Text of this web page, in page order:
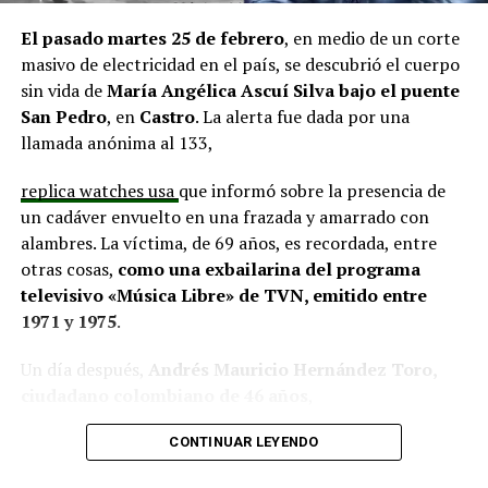
situación similar, señalando que en su comuna tienen
proyectos elegibles tanto en PMU como en PMB, pero
que hasta la fecha no han recibido respuesta clara sobre
si se entregarán los recursos.“Preocupa esta situación,
estos son proyectos que vienen trabajándose desde
hace tiempo y que hoy están en riesgo por la falta de
En la comuna deCuraco de Vélez, la alcaldesa Javiera
Yáñezindicó que históricamente la Subdere ha apoyado
a los municipios en diversos proyectos y que confía en
que durante el año se asignen nuevos recursos, aunque
reconoció una disminución evidente en comparación
ha presentado iniciativas por más de 200 millones de
a los esfuerzos, los fondos aún no han llegado,
generando preocupación en su equipo municipal.
El pasado martes 25 de febrero, en medio de un corte
masivo de electricidad en el país, se descubrió el cuerpo
sin vida deMaría Angélica Ascuí Silvabajo el puente
San Pedro, en Castro. La alerta fue dada por una
llamada anónima al 133,
replica watches usa que informó sobre la presencia de
un cadáver envuelto en una frazada y amarrado con
alambres. La víctima, de 69 años, es recordada, entre
otras cosas, como una exbailarina del programa
televisivo «Música Libre» de TVN, emitido entre
1971 y 1975.
Un día después,
Andrés Mauricio Hernández Toro,
se entregó voluntariamente a la Segunda
CONTINUAR LEYENDO